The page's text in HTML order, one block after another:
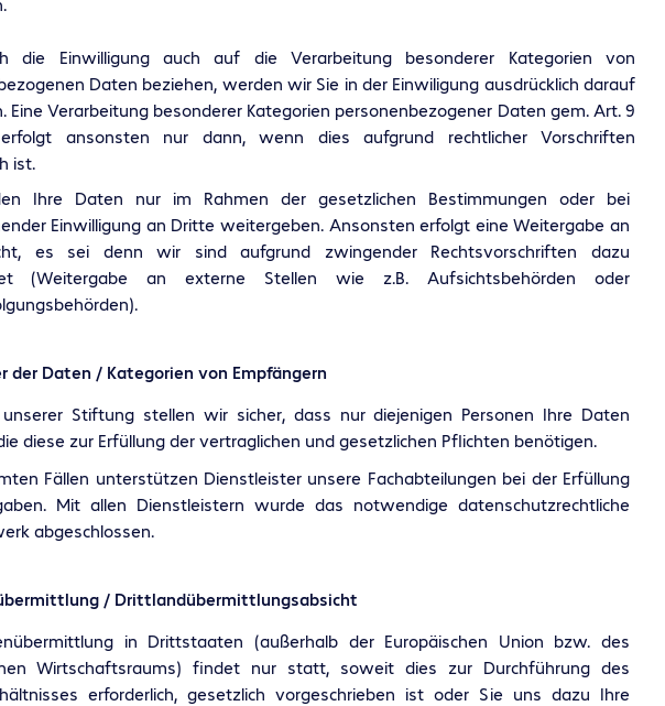
die Einwilligung auch auf die Verarbeitung besonderer Kategorien von
Daten beziehen, werden wir Sie in der Einwiligung ausdrücklich darauf
Eine Verarbeitung besonderer Kategorien personenbezogener Daten gem. Art. 9
erfolgt ansonsten nur dann, wenn dies aufgrund rechtlicher Vorschriften
ist.
Ihre Daten nur im Rahmen der gesetzlichen Bestimmungen oder bei
Einwilligung an Dritte weitergeben. Ansonsten erfolgt eine Weitergabe an
es sei denn wir sind aufgrund zwingender Rechtsvorschriften dazu
(Weitergabe an externe Stellen wie z.B. Aufsichtsbehörden oder
der Daten / Kategorien von Empfängern
unserer Stiftung stellen wir sicher, dass nur diejenigen Personen Ihre Daten
diese zur Erfüllung der vertraglichen und gesetzlichen Pflichten benötigen.
Fällen unterstützen Dienstleister unsere Fachabteilungen bei der Erfüllung
Mit allen Dienstleistern wurde das notwendige datenschutzrechtliche
abgeschlossen.
/ Drittlandübermittlungsabsicht
in Drittstaaten (außerhalb der Europäischen Union bzw. des
Wirtschaftsraums) findet nur statt, soweit dies zur Durchführung des
erforderlich, gesetzlich vorgeschrieben ist oder Sie uns dazu Ihre